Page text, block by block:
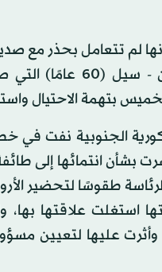
عامًا شوي سون - سيل
بتهمة الاحتيال
الجنوبية نفت في
بشأن انتمائها إلى
طقوسًا لتحضير
استغلت علاقتها بها،
وأثرت عليها لتعيين